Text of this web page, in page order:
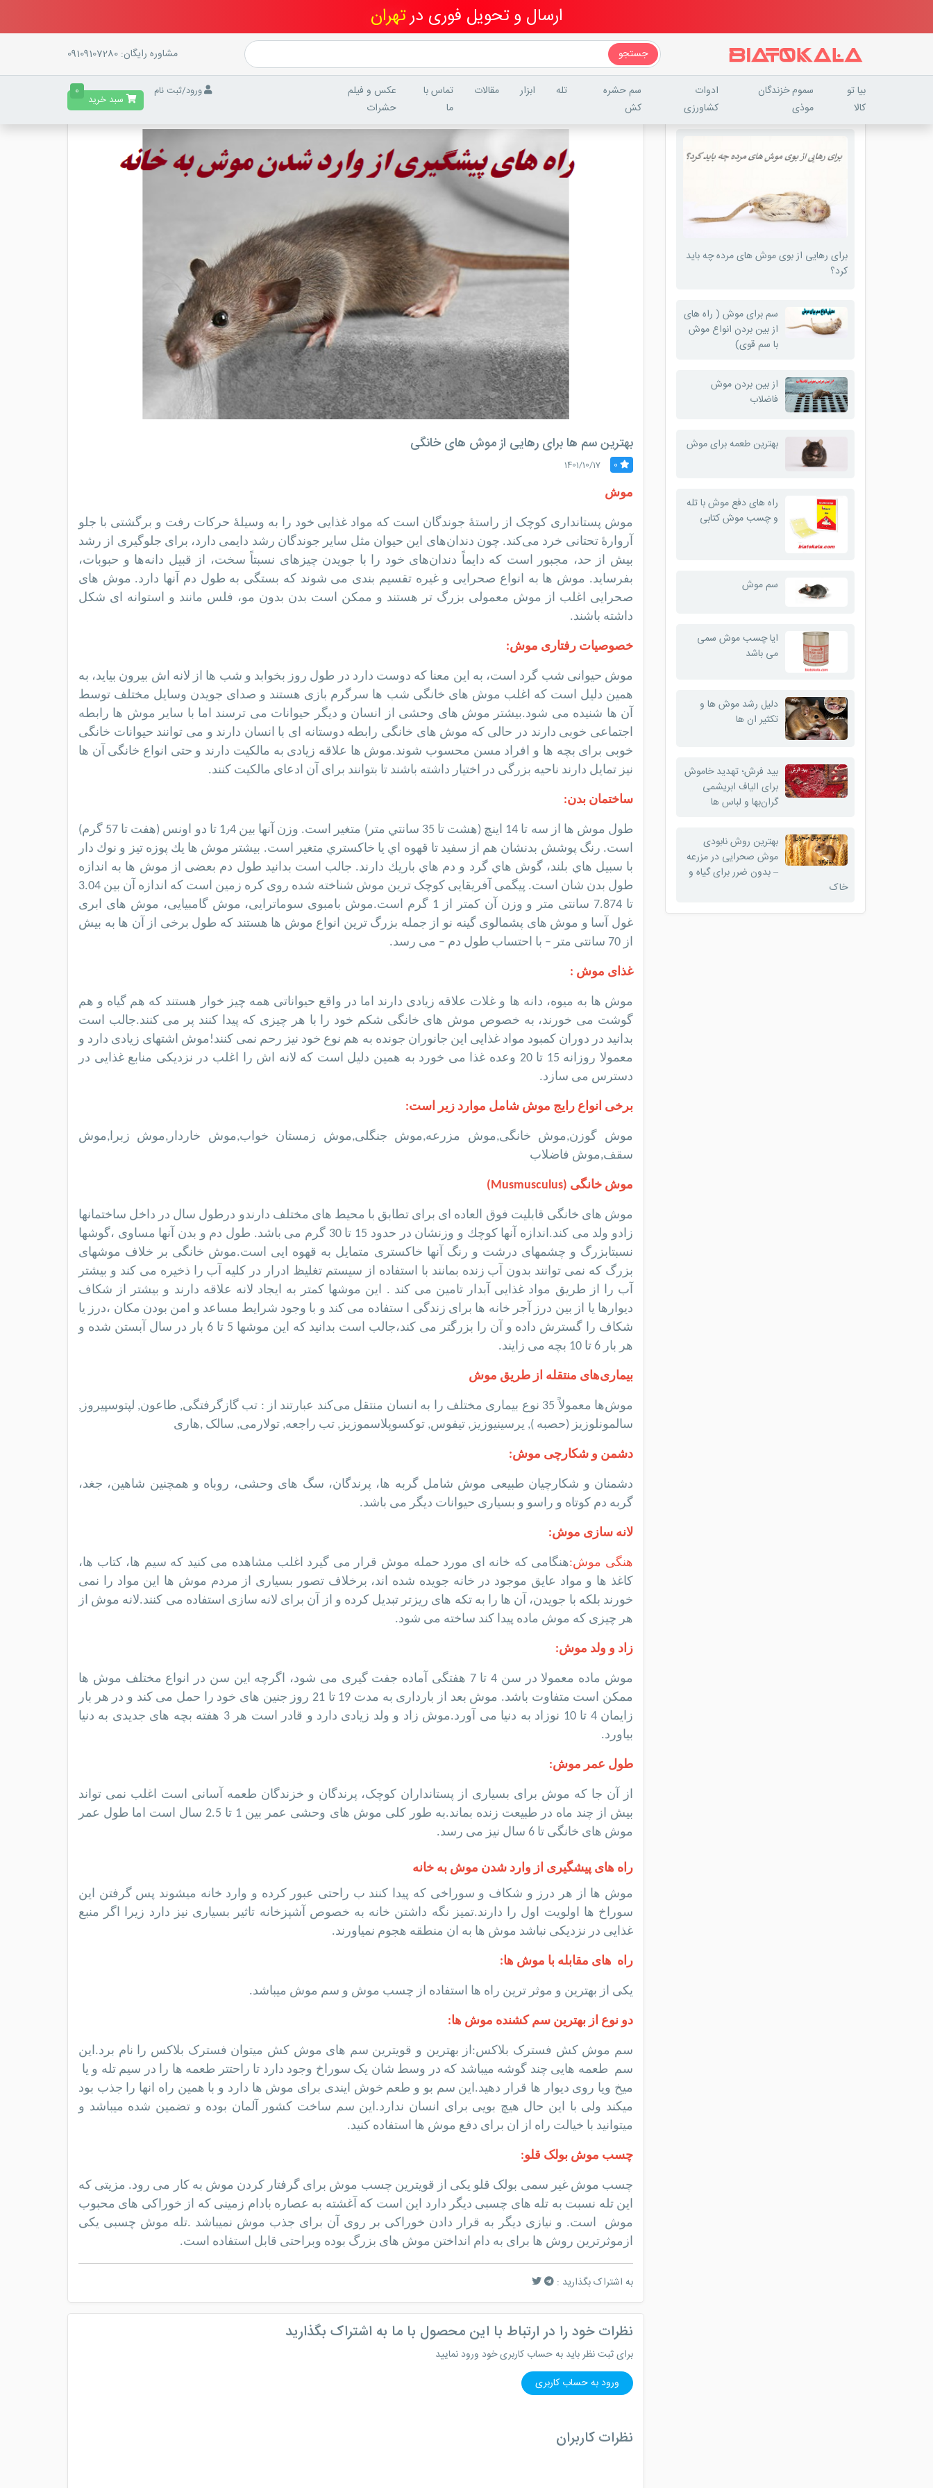
ارسال و تحویل فوری درتهران
جستجو مشاوره رایگان: 09109107280
بیا تو
کالا
سموم خزندگان
موذی
ادوات
کشاورزی
سم حشره
کش
تله ابزار مقالات
تماس با
ما
عکس و فیلم
حشرات
ورود/ثبت نام 0
سبد خرید
بهترین سم ها برای رهایی از موش های خانگی
0
1401/10/17
موش
موش پستانداری کوچک از راستهٔ جوندگان است که مواد غذایی خود را به وسیلهٔ حرکات رفت و برگشتی با جلو
آروارهٔ تحتانی خرد می‌کند. چون دندان‌های این حیوان مثل سایر جوندگان رشد دایمی دارد، برای جلوگیری از رشد
بیش از حد، مجبور است که دایماً دندان‌های خود را با جویدن چیزهای نسبتاً سخت، از قبیل دانه‌ها و حبوبات،
بفرساید. موش ها به انواع صحرایی و غیره تقسیم بندی می شوند که بستگی به طول دم آنها دارد. موش های
صحرایی اغلب از موش معمولی بزرگ تر هستند و ممکن است بدن بدون مو، فلس مانند و استوانه ای شکل
داشته باشند.
خصوصیات رفتاری موش:
موش حیوانی شب گرد است، به این معنا که دوست دارد در طول روز بخوابد و شب ها از لانه اش بیرون بیاید، به
همین دلیل است که اغلب موش های خانگی شب ها سرگرم بازی هستند و صدای جویدن وسایل مختلف توسط
آن ها شنیده می شود.بیشتر موش های وحشی از انسان و دیگر حیوانات می ترسند اما با سایر موش ها رابطه
اجتماعی خوبی دارند در حالی که موش های خانگی رابطه دوستانه ای با انسان دارند و می توانند حیوانات خانگی
خوبی برای بچه ها و افراد مسن محسوب شوند.موش ها علاقه زیادی به مالکیت دارند و حتی انواع خانگی آن ها
نیز تمایل دارند ناحیه بزرگی در اختیار داشته باشند تا بتوانند برای آن ادعای مالکیت کنند.
ساختمان بدن:
طول موش ها از سه تا 14 اينچ (هشت تا 35 سانتي متر) متغير است. وزن آنها بين 1٫4 تا دو اونس (هفت تا 57 گرم)
است. رنگ پوشش بدنشان هم از سفيد تا قهوه اي يا خاكستري متغير است. بيشتر موش ها يك پوزه تيز و نوك دار
با سبيل هاي بلند، گوش هاي گرد و دم هاي باريك دارند. جالب است بدانید طول دم بعضی از موش ها به اندازه
طول بدن شان است. پیگمی آفریقایی کوچک ترین موش شناخته شده روی کره زمین است که اندازه آن بین 3.04
تا 7.874 سانتی متر و وزن آن کمتر از 1 گرم است.موش بامبوی سوماترایی، موش گامبیایی، موش های ابری
غول آسا و موش های پشمالوی گینه نو از جمله بزرگ ترین انواع موش ها هستند که طول برخی از آن ها به بیش
از 70 سانتی متر – با احتساب طول دم – می رسد.
غذای موش :
موش ها به میوه، دانه ها و غلات علاقه زیادی دارند اما در واقع حیواناتی همه چیز خوار هستند که هم گیاه و هم
گوشت می خورند، به خصوص موش های خانگی شکم خود را با هر چیزی که پیدا کنند پر می کنند.جالب است
بدانید در دوران کمبود مواد غذایی این جانوران جونده به هم نوع خود نیز رحم نمی کنند!موش اشتهای زیادی دارد و
معمولا روزانه 15 تا 20 وعده غذا می خورد به همین دلیل است که لانه اش را اغلب در نزدیکی منابع غذایی در
دسترس می سازد.
برخی انواع رایج موش شامل موارد زیر است:
موش گوزن,موش خانگی,موش مزرعه,موش جنگلی,موش زمستان خواب,موش خاردار,موش زبرا,موش
سقف,موش فاضلاب
موش خانگی (Musmusculus)
موش های خانگی قابلیت فوق العاده ای برای تطابق با محیط های مختلف دارندو درطول سال در داخل ساختمانها
زادو ولد می كند.اندازه آنها كوچك و وزنشان در حدود 15 تا 30 گرم می باشد. طول دم و بدن آنها مساوی ،گوشها
نسبتابزرگ و چشمهای درشت و رنگ آنها خاكستری متمایل به قهوه ایی است.موش خانگی بر خلاف موشهای
بزرگ كه نمی توانند بدون آب زنده بمانند با استفاده از سیستم تغلیظ ادرار در كلیه آب را ذخیره می كند و بیشتر
آب را از طریق مواد غذایی آبدار تامین می كند . این موشها كمتر به ایجاد لانه علاقه دارند و بیشتر از شكاف
دیوارها یا از بین درز آجر خانه ها برای زندگی ا ستفاده می كند و با وجود شرایط مساعد و امن بودن مكان ،درز یا
شكاف را گسترش داده و آن را بزرگتر می كند،جالب است بدانید كه این موشها 5 تا 6 بار در سال آبستن شده و
هر بار 6 تا 10 بچه می زایند.
بیماری‌های منتقله از طریق موش
موش‌ها معمولاً 35 نوع بیماری مختلف را به انسان منتقل می‌کند عبارتند از : تب گازگرفتگی, طاعون, لپتوسپیروز,
سالمونلوزیز (حصبه ), یرسینیوزیز, تیفوس, توکسوپلاسموزیز, تب راجعه, تولارمی, سالک ,هاری
دشمن و شکارچی موش:
دشمنان و شکارچیان طبیعی موش شامل گربه ها، پرندگان، سگ های وحشی، روباه و همچنین شاهین، جغد،
گربه دم کوتاه و راسو و بسیاری حیوانات دیگر می باشد.
لانه سازی موش:
هنگی موش:هنگامی که خانه ای مورد حمله موش قرار می گیرد اغلب مشاهده می کنید که سیم ها، کتاب ها،
کاغذ ها و مواد عایق موجود در خانه جویده شده اند، برخلاف تصور بسیاری از مردم موش ها این مواد را نمی
خورند بلکه با جویدن، آن ها را به تکه های ریزتر تبدیل کرده و از آن برای لانه سازی استفاده می کنند.لانه موش از
هر چیزی که موش ماده پیدا کند ساخته می شود.
زاد و ولد موش:
موش ماده معمولا در سن 4 تا 7 هفتگی آماده جفت گیری می شود، اگرچه این سن در انواع مختلف موش ها
ممکن است متفاوت باشد. موش بعد از بارداری به مدت 19 تا 21 روز جنین های خود را حمل می کند و در هر بار
زایمان 4 تا 10 نوزاد به دنیا می آورد.موش زاد و ولد زیادی دارد و قادر است هر 3 هفته بچه های جدیدی به دنیا
بیاورد.
طول عمر موش:
از آن جا که موش برای بسیاری از پستانداران کوچک، پرندگان و خزندگان طعمه آسانی است اغلب نمی تواند
بیش از چند ماه در طبیعت زنده بماند.به طور کلی موش های وحشی عمر بین 1 تا 2.5 سال است اما طول عمر
موش های خانگی تا 6 سال نیز می رسد.
راه های پیشگیری از وارد شدن موش به خانه
موش ها از هر درز و شکاف و سوراخی که پیدا کنند ب راحتی عبور کرده و وارد خانه میشوند پس گرفتن این
سوراخ ها اولویت اول را دارند.تمیز نگه داشتن خانه به خصوص آشپزخانه تاثیر بسیاری نیز دارد زیرا اگر منبع
غذایی در نزدیکی نباشد موش ها به ان منطقه هجوم نمیاورند.
راه های مقابله با موش ها:
یکی از بهترین و موثر ترین راه ها استفاده از چسب موش و سم موش میباشد.
دو نوع از بهترین سم کشنده موش ها:
سم موش کش فسترک بلاکس:از بهترین و قویترین سم های موش کش میتوان فسترک بلاکس را نام برد.این
سم طعمه هایی چند گوشه میباشد که در وسط شان یک سوراخ وجود دارد تا راحتتر طعمه ها را در سیم تله و یا
میخ ویا روی دیوار ها قرار دهید.این سم بو و طعم خوش ایندی برای موش ها دارد و با همین راه انها را جذب بود
میکند ولی با این حال هیچ بویی برای انسان ندارد.این سم ساخت کشور آلمان بوده و تضمین شده میباشد و
میتوانید با خیالت راه از ان برای دفع موش ها استفاده کنید.
چسب موش بولک قلو:
چسب موش غیر سمی بولک قلو یکی از قویترین چسب موش برای گرفتار کردن موش به کار می رود. مزیتی که
این تله نسبت به تله های چسبی دیگر دارد این است که آغشته به عصاره بادام زمینی که از خوراکی های محبوب
موش است. و نیازی دیگر به قرار دادن خوراکی بر روی آن برای جذب موش نمیباشد .تله موش چسبی یکی
ازموثرترین روش ها برای به دام انداختن موش های بزرگ بوده وبراحتی قابل استفاده است.
به اشتراک بگذارید :
نظرات خود را در ارتباط با این محصول با ما به اشتراک بگذارید
برای ثبت نظر باید به حساب کاربری خود ورود نمایید
ورود به حساب کاربری
نظرات کاربران
برای رهایی از بوی موش های مرده چه باید
کرد؟
سم برای موش ( راه های
از بین بردن انواع موش
با سم قوی)
از بین بردن موش
فاضلاب
بهترین طعمه برای موش
راه های دفع موش با تله
و چسب موش کتابی
سم موش
ایا چسب موش سمی
می باشد
دلیل رشد موش ها و
تکثیر ان ها
بید فرش؛ تهدید خاموش
برای الیاف ابریشمی
گران‌بها و لباس ها
بهترین روش نابودی
موش صحرایی در مزرعه
– بدون ضرر برای گیاه و
خاک